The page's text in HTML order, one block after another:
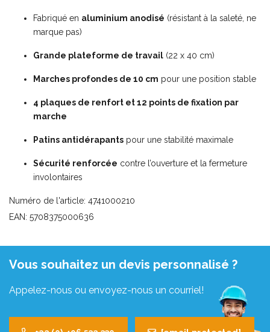
Fabriqué en aluminium anodisé (résistant à la saleté, ne
marque pas)
Grande plateforme de travail (22 x 40 cm)
Marches profondes de 10 cm pour une position stable
4 plaques de renfort et 12 points de fixation par
marche
Patins antidérapants pour une stabilité maximale
Sécurité renforcée contre l’ouverture et la fermeture
involontaires
Numéro de l'article: 4741000210
EAN: 5708375000636
Vous souhaitez un devis personnalisé ?
Appelez-nous ou envoyez-nous un courriel!